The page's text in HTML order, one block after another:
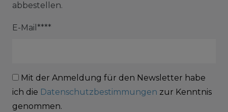
abbestellen.
E-Mail****
Mit der Anmeldung für den Newsletter habe
ich die Datenschutzbestimmungen zur Kenntnis
genommen.